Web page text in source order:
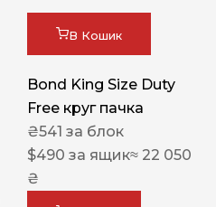
В Кошик
Bond King Size Duty
Free круг пачка
₴541 за блок
$490 за ящик≈ 22 050
₴